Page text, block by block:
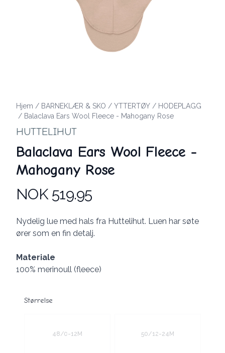
Hjem / BARNEKLÆR & SKO / YTTERTØY / HODEPLAGG
/ Balaclava Ears Wool Fleece - Mahogany Rose
HUTTELIHUT
Balaclava Ears Wool Fleece -
Mahogany Rose
Produktdetaljer
NOK 519.95
Description
Nydelig lue med hals fra Huttelihut. Luen har søte
ører som en fin detalj.
Materiale
100% merinoull (fleece)
Størrelse
48/0-12M 50/12-24M